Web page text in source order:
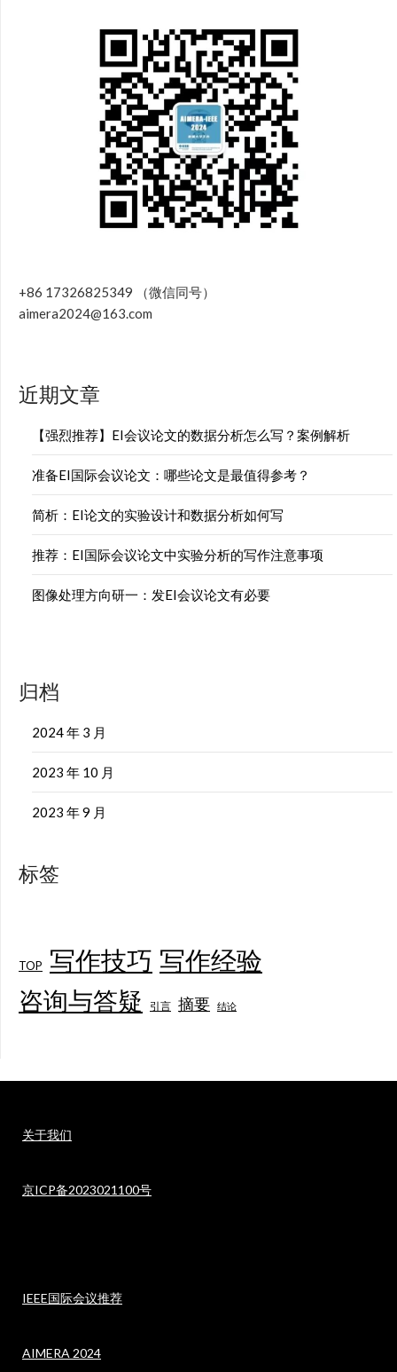
+86 17326825349 （微信同号）
aimera2024@163.com
近期文章
【强烈推荐】EI会议论文的数据分析怎么写？案例解析
准备EI国际会议论文：哪些论文是最值得参考？
简析：EI论文的实验设计和数据分析如何写
推荐：EI国际会议论文中实验分析的写作注意事项
图像处理方向研一：发EI会议论文有必要
归档
2024 年 3 月
2023 年 10 月
2023 年 9 月
标签
TOP 写作技巧 写作经验
咨询与答疑 引言 摘要 结论
关于我们
京ICP备2023021100号
IEEE国际会议推荐
AIMERA 2024